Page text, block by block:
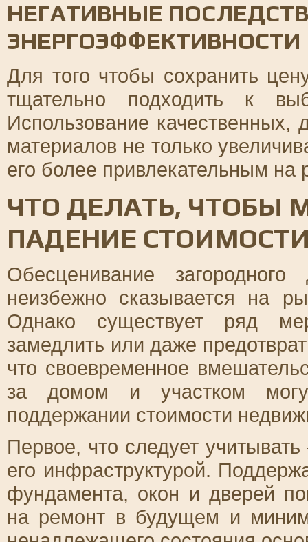
НЕГАТИВНЫЕ
ЭНЕРГОЭФФЕКТИВНОСТИ
Для того чтобы сохранить
тщательно подходить к
Использование качественных,
материалов не только
его более привлекательным на
ЧТО ДЕЛАТЬ, ЧТОБЫ
ПАДЕНИЕ
Обесценивание
неизбежно сказывается на
Однако существует ряд
замедлить или даже
что своевременное
за домом и участком
поддержании стоимости
Первое, что следует
его инфраструктурой.
фундамента, окон и дверей
на ремонт в будущем и